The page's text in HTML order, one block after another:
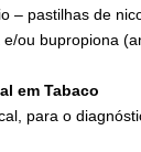
– pastilhas de
ou bupropiona
em Tabaco
para o